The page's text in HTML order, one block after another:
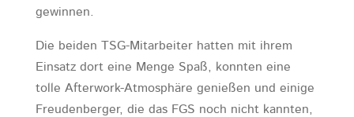
gewinnen.
Die beiden TSG-Mitarbeiter hatten mit ihrem
Einsatz dort eine Menge Spaß, konnten eine
tolle Afterwork-Atmosphäre genießen und einige
Freudenberger, die das FGS noch nicht kannten,